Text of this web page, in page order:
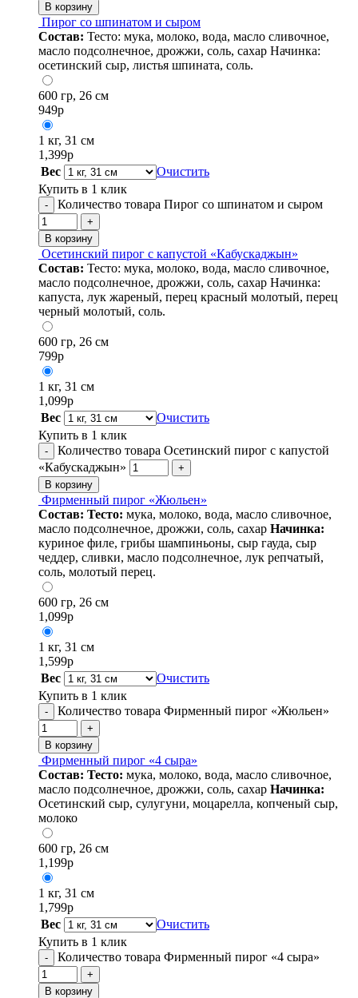
В корзину
Пирог со шпинатом и сыром
Состав: Тесто: мука, молоко, вода, масло сливочное,
масло подсолнечное, дрожжи, соль, сахар Начинка:
осетинский сыр, листья шпината, соль.
600 гр, 26 см
949р
1 кг, 31 см
1,399р
Вес
Очистить
Купить в 1 клик
- Количество товара Пирог со шпинатом и сыром
+
В корзину
Осетинский пирог с капустой «Кабускаджын»
Состав: Тесто: мука, молоко, вода, масло сливочное,
масло подсолнечное, дрожжи, соль, сахар Начинка:
капуста, лук жареный, перец красный молотый, перец
черный молотый, соль.
600 гр, 26 см
799р
1 кг, 31 см
1,099р
Вес
Очистить
Купить в 1 клик
-
Количество товара Осетинский пирог с капустой
«Кабускаджын»
+
В корзину
Фирменный пирог «Жюльен»
Состав: Тесто: мука, молоко, вода, масло сливочное,
масло подсолнечное, дрожжи, соль, сахар Начинка:
куриное филе, грибы шампиньоны, сыр гауда, сыр
чеддер, сливки, масло подсолнечное, лук репчатый,
соль, молотый перец.
600 гр, 26 см
1,099р
1 кг, 31 см
1,599р
Вес
Очистить
Купить в 1 клик
- Количество товара Фирменный пирог «Жюльен»
+
В корзину
Фирменный пирог «4 сыра»
Состав: Тесто: мука, молоко, вода, масло сливочное,
масло подсолнечное, дрожжи, соль, сахар Начинка:
Осетинский сыр, сулугуни, моцарелла, копченый сыр,
молоко
600 гр, 26 см
1,199р
1 кг, 31 см
1,799р
Вес
Очистить
Купить в 1 клик
- Количество товара Фирменный пирог «4 сыра»
+
В корзину